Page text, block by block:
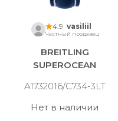
4.9 vasiliil
Частный продавец
BREITLING
SUPEROCEAN
A1732016/C734-3LT
Нет в наличии